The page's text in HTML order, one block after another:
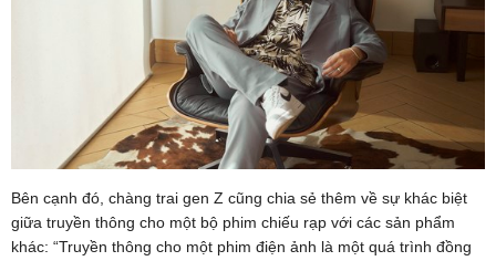
Bên cạnh đó, chàng trai gen Z cũng chia sẻ thêm về sự khác biệt
giữa truyền thông cho một bộ phim chiếu rạp với các sản phẩm
khác: “Truyền thông cho một phim điện ảnh là một quá trình đồng